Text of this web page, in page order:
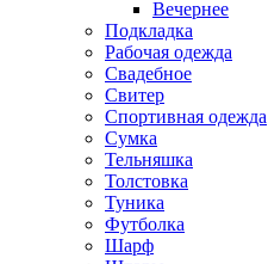
Вечернее
Подкладка
Рабочая одежда
Свадебное
Свитер
Спортивная одежда
Сумка
Тельняшка
Толстовка
Туника
Футболка
Шарф